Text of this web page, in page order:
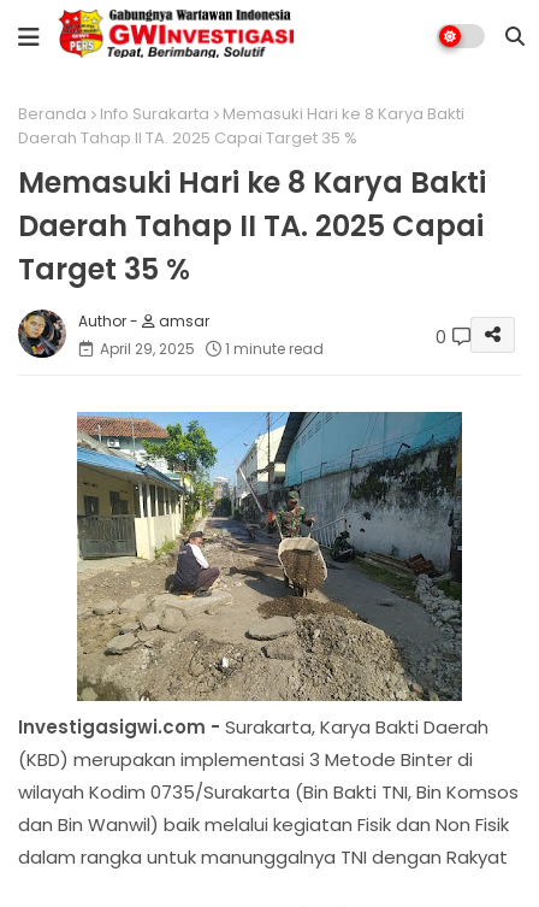
Beranda Info Surakarta
Memasuki Hari ke 8 Karya Bakti
Daerah Tahap II TA. 2025 Capai Target 35 %
Memasuki Hari ke 8 Karya Bakti
Daerah Tahap II TA. 2025 Capai
Target 35 %
amsar
April 29, 2025
1 minute read 0
Investigasigwi.com - Surakarta, Karya Bakti Daerah
(KBD) merupakan implementasi 3 Metode Binter di
wilayah Kodim 0735/Surakarta (Bin Bakti TNI, Bin Komsos
dan Bin Wanwil) baik melalui kegiatan Fisik dan Non Fisik
dalam rangka untuk manunggalnya TNI dengan Rakyat